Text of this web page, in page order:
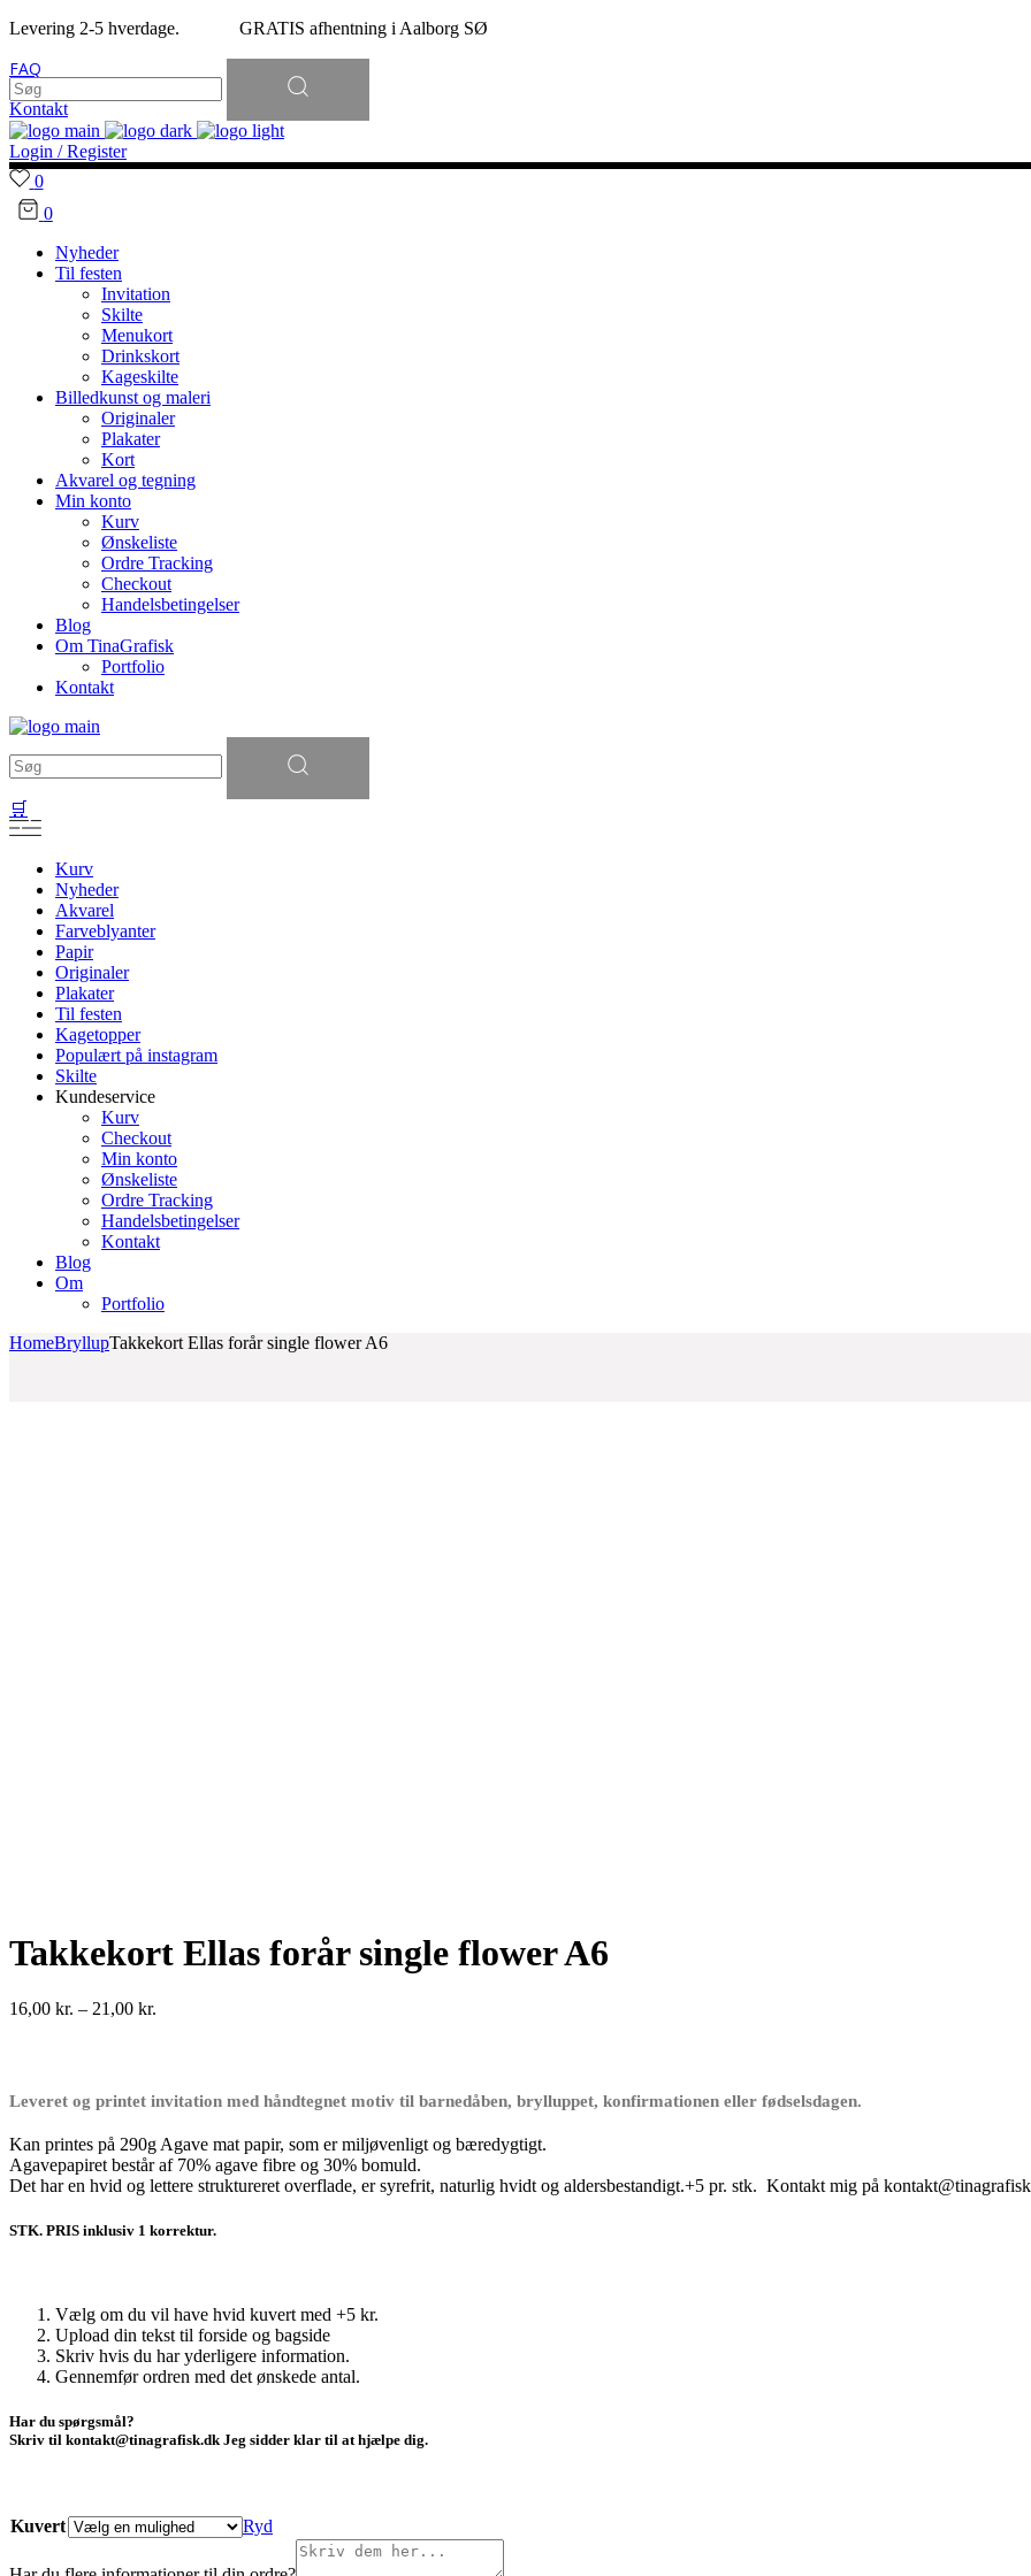
Levering 2-5 hverdage. GRATIS afhentning i Aalborg SØ
FAQ
Kontakt
Søg
efter:
Login / Register
0
0
Nyheder
Til festen
Invitation
Skilte
Menukort
Drinkskort
Kageskilte
Billedkunst og maleri
Originaler
Plakater
Kort
Akvarel og tegning
Min konto
Kurv
Ønskeliste
Ordre Tracking
Checkout
Handelsbetingelser
Blog
Om TinaGrafisk
Portfolio
Kontakt
efter:
🛒
Kurv
Nyheder
Akvarel
Farveblyanter
Papir
Originaler
Plakater
Til festen
Kagetopper
Populært på instagram
Skilte
Kundeservice
Kurv
Checkout
Min konto
Ønskeliste
Ordre Tracking
Handelsbetingelser
Kontakt
Blog
Om
Portfolio
HomeBryllupTakkekort Ellas forår single flower A6
Takkekort Ellas forår single flower A6
16,00 kr. – 21,00 kr.
Leveret og printet invitation med håndtegnet motiv til barnedåben, brylluppet, konfirmationen eller fødselsdagen.
Kan printes på 290g Agave mat papir, som er miljøvenligt og bæredygtigt.
Agavepapiret består af 70% agave fibre og 30% bomuld.
Det har en hvid og lettere struktureret overflade, er syrefrit, naturlig hvidt og aldersbestandigt.+5 pr. stk. Kontakt mig på
STK. PRIS inklusiv 1 korrektur.
Vælg om du vil have hvid kuvert med +5 kr.
Upload din tekst til forside og bagside
Skriv hvis du har yderligere information.
Gennemfør ordren med det ønskede antal.
Har du spørgsmål?
Skriv til kontakt@tinagrafisk.dk Jeg sidder klar til at hjælpe dig.
Kuvert Ryd